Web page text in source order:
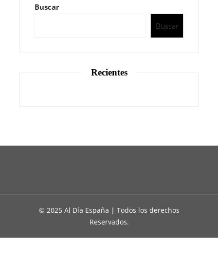
Buscar
Buscar
Recientes
© 2025 Al Día España | Todos los derechos
Reservados.